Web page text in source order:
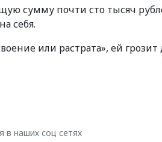
сумму почти сто тысяч
себя.
или растрата», ей грозит
в наших соц сетях